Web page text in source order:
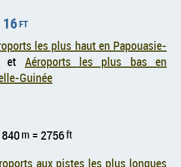
ft
les plus haut en Papouasie-
et Aéroports les plus bas en
Guinée
m = 2756ft
aux pistes les plus longues